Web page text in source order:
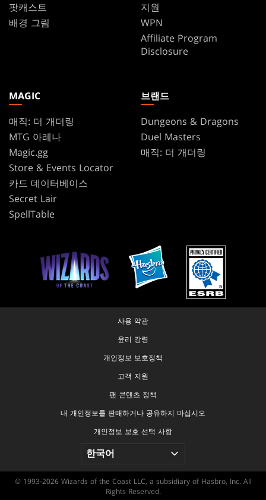
팟캐스트
배경 그림
지원
WPN
Affiliate Program
Disclosure
MAGIC
매직: 더 개더링
MTG 아레나
Magic.gg
Store & Events Locator
카드 데이터베이스
Secret Lair
SpellTable
브랜드
Dungeons & Dragons
Duel Masters
매직: 더 개더링
사용 약관
윤리 강령
개인정보 보호정책
고객 지원
팬 콘텐츠 정책
내 개인정보를 판매하거나 공유하지 마십시오
개인정보 보호 선택 사항
© 1993-2026 Wizards of the Coast LLC, a subsidiary of Hasbro, Inc. All
Rights Reserved.